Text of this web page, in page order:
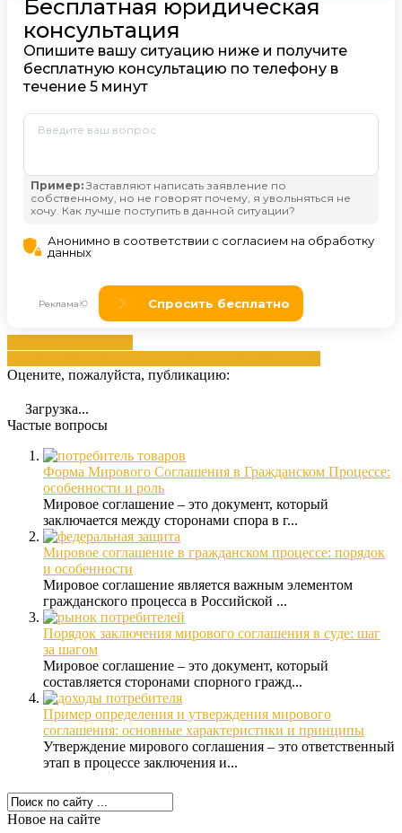
Оцените, пожалуйста, публикацию:
Загрузка...
Частые вопросы
Форма Мирового Соглашения в Гражданском Процессе:
особенности и роль
Мировое соглашение – это документ, который
заключается между сторонами спора в г...
Мировое соглашение в гражданском процессе: порядок
и особенности
Мировое соглашение является важным элементом
гражданского процесса в Российской ...
Порядок заключения мирового соглашения в суде: шаг
за шагом
Мировое соглашение – это документ, который
составляется сторонами спорного гражд...
Пример определения и утверждения мирового
соглашения: основные характеристики и принципы
Утверждение мирового соглашения – это ответственный
этап в процессе заключения и...
Новое на сайте